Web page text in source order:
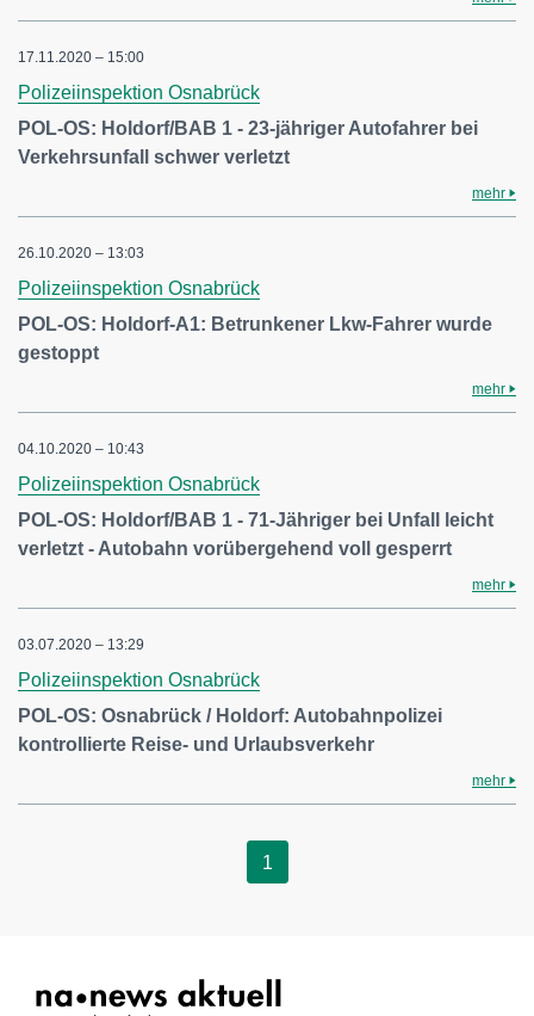
17.11.2020 – 15:00
Polizeiinspektion Osnabrück
POL-OS: Holdorf/BAB 1 - 23-jähriger Autofahrer bei
Verkehrsunfall schwer verletzt
mehr
26.10.2020 – 13:03
Polizeiinspektion Osnabrück
POL-OS: Holdorf-A1: Betrunkener Lkw-Fahrer wurde
gestoppt
mehr
04.10.2020 – 10:43
Polizeiinspektion Osnabrück
POL-OS: Holdorf/BAB 1 - 71-Jähriger bei Unfall leicht
verletzt - Autobahn vorübergehend voll gesperrt
mehr
03.07.2020 – 13:29
Polizeiinspektion Osnabrück
POL-OS: Osnabrück / Holdorf: Autobahnpolizei
kontrollierte Reise- und Urlaubsverkehr
mehr
1